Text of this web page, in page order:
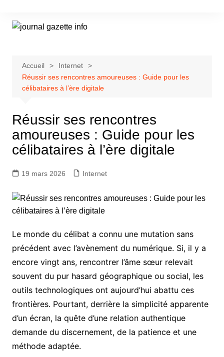
contenu
Accueil
Internet
Réussir ses rencontres amoureuses : Guide pour les
célibataires à l’ère digitale
Réussir ses rencontres
amoureuses : Guide pour les
célibataires à l’ère digitale
19 mars 2026 Internet
Le monde du célibat a connu une mutation sans
précédent avec l’avènement du numérique. Si, il y a
encore vingt ans, rencontrer l’âme sœur relevait
souvent du pur hasard géographique ou social, les
outils technologiques ont aujourd’hui abattu ces
frontières. Pourtant, derrière la simplicité apparente
d’un écran, la quête d’une relation authentique
demande du discernement, de la patience et une
méthode adaptée.